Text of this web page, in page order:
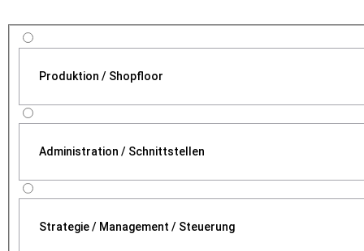
Produktion / Shopfloor
Administration / Schnittstellen
Strategie / Management / Steuerung